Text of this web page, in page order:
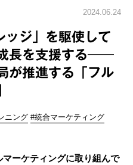
2024.06.24
ッジ」を駆使して
長を支援する──
が推進する「フル
ニング #統合マーケティング
ーケティングに取り組んで